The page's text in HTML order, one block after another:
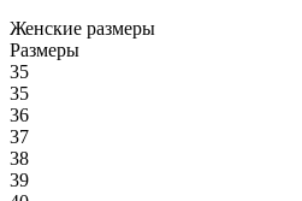
Женские размеры
Размеры
35
35
36
37
38
39